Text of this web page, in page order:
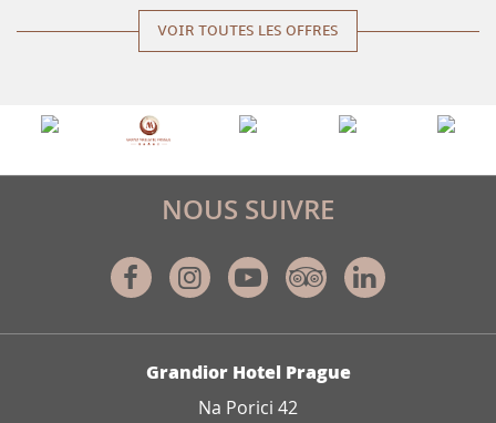
VOIR TOUTES LES OFFRES
Grandior Hotel Prague
Na Porici 42
NOUS SUIVRE
FacebookInstagram
YoutubeTripadvisor
Linkedin